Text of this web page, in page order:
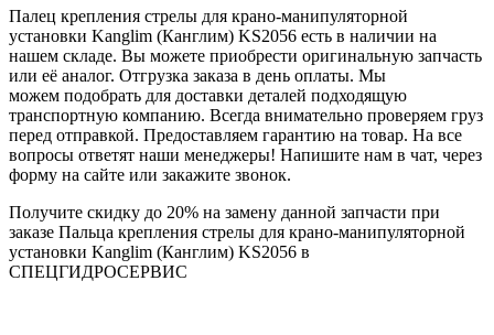
Палец крепления стрелы для крано-манипуляторной
установки Kanglim (Канглим) KS2056 есть в наличии на
нашем складе. Вы можете приобрести оригинальную запчасть
или её аналог. Отгрузка заказа в день оплаты. Мы
можем подобрать для доставки деталей подходящую
транспортную компанию. Всегда внимательно проверяем груз
перед отправкой. Предоставляем гарантию на товар. На все
вопросы ответят наши менеджеры! Напишите нам в чат, через
форму на сайте или закажите звонок.
Получите скидку до 20% на замену данной запчасти при
заказе Пальца крепления стрелы для крано-манипуляторной
установки Kanglim (Канглим) KS2056 в
СПЕЦГИДРОСЕРВИС